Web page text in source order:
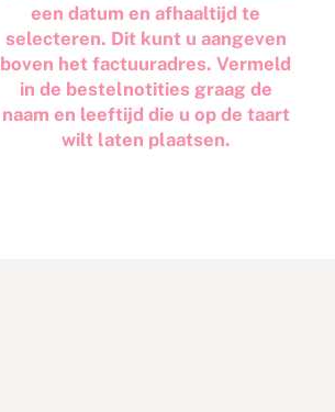
een datum en afhaaltijd te
selecteren. Dit kunt u aangeven
boven het factuuradres. Vermeld
in de bestelnotities graag de
naam en leeftijd die u op de taart
wilt laten plaatsen.